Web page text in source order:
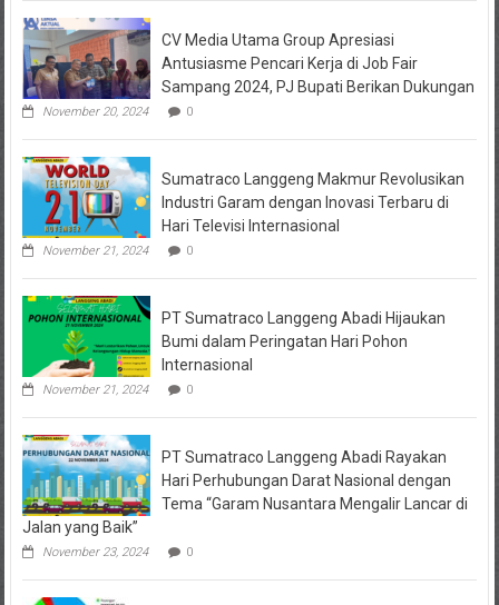
Kediri
Jadi
Tersangka
Penipuan
Kuasa
Korban
Desak
Penahanan
CV Media Utama Group Apresiasi
Antusiasme Pencari Kerja di Job Fair
Sampang 2024, PJ Bupati Berikan Dukungan
November 20, 2024 0
Sumatraco Langgeng Makmur Revolusikan
Industri Garam dengan Inovasi Terbaru di
Hari Televisi Internasional
November 21, 2024 0
PT Sumatraco Langgeng Abadi Hijaukan
Bumi dalam Peringatan Hari Pohon
Internasional
November 21, 2024 0
PT Sumatraco Langgeng Abadi Rayakan
Hari Perhubungan Darat Nasional dengan
Tema “Garam Nusantara Mengalir Lancar di
Jalan yang Baik”
November 23, 2024 0